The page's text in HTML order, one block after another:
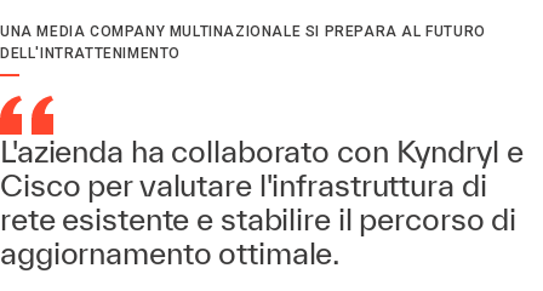
UNA MEDIA COMPANY MULTINAZIONALE SI PREPARA AL FUTURO
DELL'INTRATTENIMENTO
L'azienda ha collaborato con Kyndryl e
Cisco per valutare l'infrastruttura di
rete esistente e stabilire il percorso di
aggiornamento ottimale.